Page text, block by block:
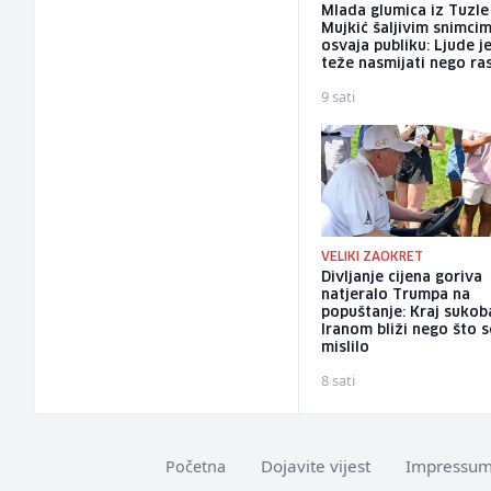
Mlada glumica iz
Mujkić šaljivim
osvaja publiku: Ljude
teže nasmijati nego
9 sati
VELIKI ZAOKRET
Divljanje cijena goriva
natjeralo Trumpa na
popuštanje: Kraj
Iranom bliži nego što
mislilo
8 sati
Početna Dojavite vijest Impressum